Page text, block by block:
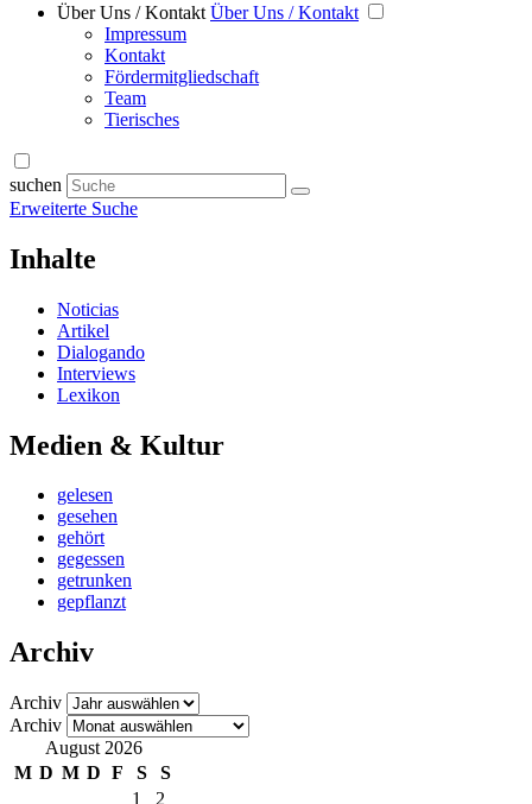
Über Uns / Kontakt Über Uns / Kontakt
Impressum
Kontakt
Fördermitgliedschaft
Team
Tierisches
suchen
Erweiterte Suche
Inhalte
Noticias
Artikel
Dialogando
Interviews
Lexikon
Medien & Kultur
gelesen
gesehen
gehört
gegessen
getrunken
gepflanzt
Archiv
Archiv
Archiv
August 2026
M D M D F S
S
1
2